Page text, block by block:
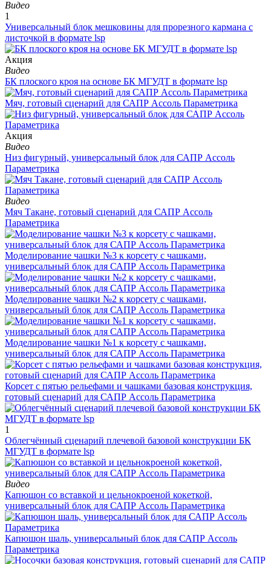
Видео
1
Универсальный блок мешковины для прорезного кармана с
листочкой в формате lsp
Aкция
Видео
БК плоского кроя на основе БК МГУДТ в формате lsp
Мяч, готовый сценарий для САПР Ассоль Параметрика
Aкция
Видео
Низ фигурный, универсальный блок для САПР Ассоль
Параметрика
Видео
Мяч Такане, готовый сценарий для САПР Ассоль
Параметрика
Моделирование чашки №3 к корсету с чашками,
универсальный блок для САПР Ассоль Параметрика
Моделирование чашки №2 к корсету с чашками,
универсальный блок для САПР Ассоль Параметрика
Моделирование чашки №1 к корсету с чашками,
универсальный блок для САПР Ассоль Параметрика
Корсет с пятью рельефами и чашками базовая конструкция,
готовый сценарий для САПР Ассоль Параметрика
1
Облегчённый сценарий плечевой базовой конструкции БК
МГУДТ в формате lsp
Видео
Капюшон со вставкой и цельнокроеной кокеткой,
универсальный блок для САПР Ассоль Параметрика
Капюшон шаль, универсальный блок для САПР Ассоль
Параметрика